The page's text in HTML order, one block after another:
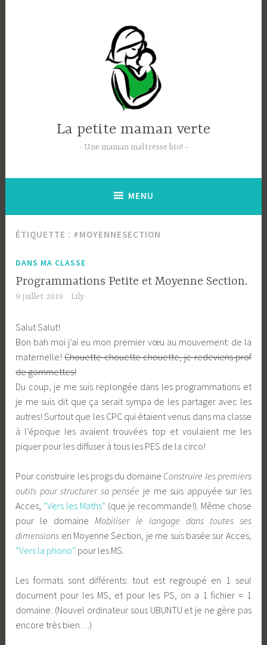
La petite maman verte
Une maman maîtresse bio!
MENU
ÉTIQUETTE : #MOYENNESECTION
DANS MA CLASSE
Programmations Petite et Moyenne Section.
9 juillet 2019 Lily
Salut Salut!
Bon bah moi j’ai eu mon premier vœu au mouvement: de la
maternelle!Chouette chouette chouette, je redeviens prof
de gommettes!
Du coup, je me suis replongée dans les programmations et
je me suis dit que ça serait sympa de les partager avec les
autres! Surtout que les CPC qui étaient venus dans ma classe
à l’époque les avaient trouvées top et voulaient me les
piquer pour les diffuser à tous les PES de la circo!
Pour construire les progs du domaine Construire les premiers
outils pour structurer sa pensée je me suis appuyée sur les
Acces, “Vers les Maths” (que je recommande!). Même chose
pour le domaine Mobiliser le langage dans toutes ses
dimensions en Moyenne Section, je me suis basée sur Acces,
“Vers la phono” pour les MS.
Les formats sont différents: tout est regroupé en 1 seul
document pour les MS, et pour les PS, on a 1 fichier = 1
domaine. (Nouvel ordinateur sous UBUNTU et je ne gère pas
encore très bien…)